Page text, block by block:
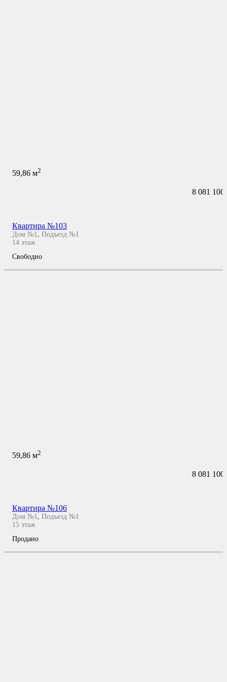
59,86 м2
8 081 100
Квартира №103
Дом №1 , Подъезд №1
14 этаж
Свободно
59,86 м2
8 081 100
Квартира №106
Дом №1, Подъезд №1
15 этаж
Продано